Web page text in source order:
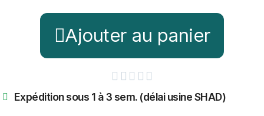
Ajouter au panier
    
Expédition sous 1 à 3 sem. (délai usine SHAD)